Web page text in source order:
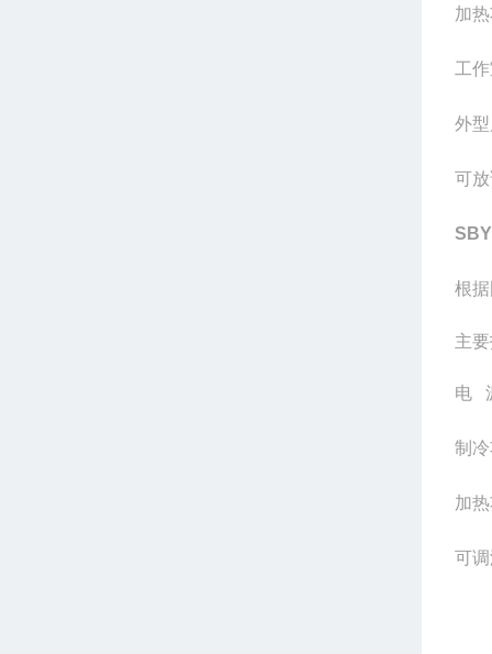
加
工
外
可
SBY
根
主
电
制
加
可